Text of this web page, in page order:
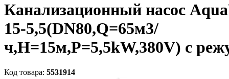
Канализационный насос
15-5,5(DN80,Q=65м3/
ч,H=15м,P=5,5kW,380V) с
Код товара: 5531914